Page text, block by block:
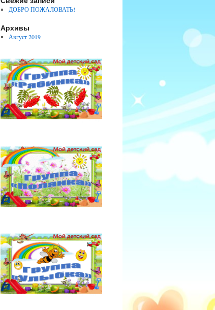
ДОБРО ПОЖАЛОВАТЬ!
Архивы
Август 2019